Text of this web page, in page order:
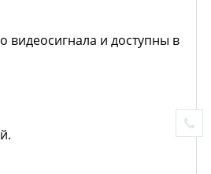
видеосигнала и доступны в